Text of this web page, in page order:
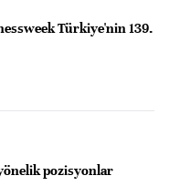
Türkiye'nin 139.
pozisyonlar